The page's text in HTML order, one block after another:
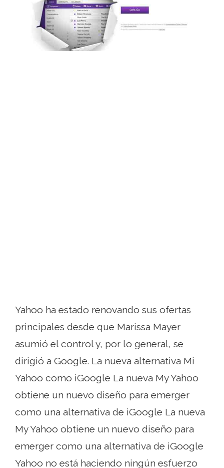
Yahoo ha estado renovando sus ofertas
principales desde que Marissa Mayer
asumió el control y, por lo general, se
dirigió a Google. La nueva alternativa Mi
Yahoo como iGoogle La nueva My Yahoo
obtiene un nuevo diseño para emerger
como una alternativa de iGoogle La nueva
My Yahoo obtiene un nuevo diseño para
emerger como una alternativa de iGoogle
Yahoo no está haciendo ningún esfuerzo